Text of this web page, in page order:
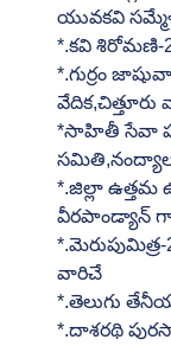
యువకవి
*.కవి
*.గుర్రం
వేదిక,చిత్తూరు
*సాహితీ సేవా
*.జిల్లా ఉత్తమ
వీరపాండ్యాన్
వారిచే
*.తెలుగు
*.దాశరథి